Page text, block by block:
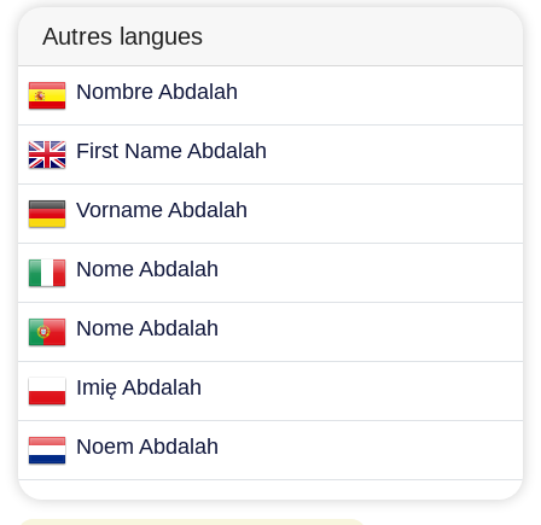
Autres langues
Nombre Abdalah
First Name Abdalah
Vorname Abdalah
Nome Abdalah
Nome Abdalah
Imię Abdalah
Noem Abdalah